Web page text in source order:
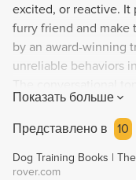
excited, or reactive. It
furry friend and make
by an award-winning
unreliable behaviors
read, like having a
the way. Transform
and enjoy a calmer,
friend.
Показать больше
Представлено в
10
Dog Training Books |
rover.com